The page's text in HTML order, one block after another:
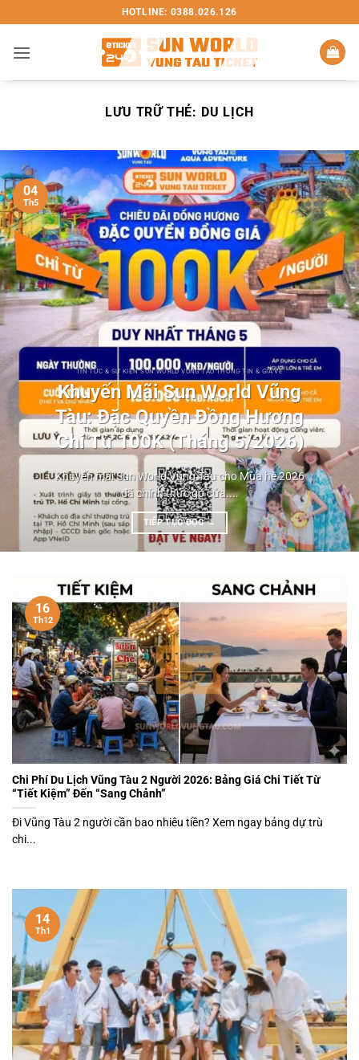
qua
nội
HOTLINE: 0388.026.126
LƯU TRỮ THẺ: DU LỊCH
TIN TỨC & SỰ KIỆN SUN WORLD VŨNG TÀU THÔNG TIN & GIÁ VÉ
Khuyến Mãi Sun World Vũng
Tàu: Đặc Quyền Đồng Hương
Chỉ Từ 100K (Tháng 5/2026)
Khuyến mãi Sun World Vũng Tàu cho Mùa hè 2026
đã chính thức gõ cửa....
TIẾP TỤC ĐỌC→
04
Th5
Chi Phí Du Lịch Vũng Tàu 2 Người 2026: Bảng Giá Chi Tiết Từ
“Tiết Kiệm” Đến “Sang Chảnh”
Đi Vũng Tàu 2 người cần bao nhiêu tiền? Xem ngay bảng dự trù
chi...
16
Th12
14
Th1